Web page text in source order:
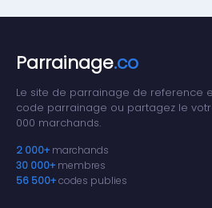
Parrainage.co
Le site de parrainage de reference
code parrainage ou partagez le
000 marchands.
2 000+ marchands
30 000+ membres
56 500+codes publies